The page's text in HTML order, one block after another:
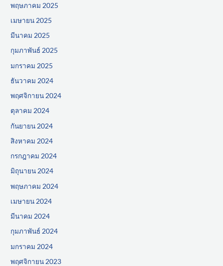
พฤษภาคม 2025
เมษายน 2025
มีนาคม 2025
กุมภาพันธ์ 2025
มกราคม 2025
ธันวาคม 2024
พฤศจิกายน 2024
ตุลาคม 2024
กันยายน 2024
สิงหาคม 2024
กรกฎาคม 2024
มิถุนายน 2024
พฤษภาคม 2024
เมษายน 2024
มีนาคม 2024
กุมภาพันธ์ 2024
มกราคม 2024
พฤศจิกายน 2023